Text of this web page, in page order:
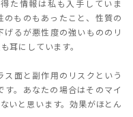
た情報は私も入手していま
ものもあったこと、性質の
るが悪性度の強いもののリ
耳にしています。
面と副作用のリスクという
。あなたの場合はそのマイ
いと思います。効果がほとん